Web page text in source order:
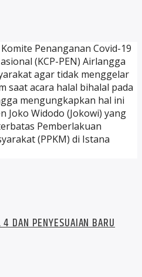
Komite Penanganan Covid-19
(KCP-PEN) Airlangga
agar tidak menggelar
saat acara halal bihalal pada
mengungkapkan hal ini
Joko Widodo (Jokowi) yang
Pemberlakuan
(PPKM) di Istana
4 DAN PENYESUAIAN BARU